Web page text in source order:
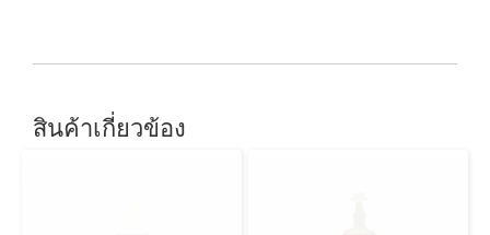
สินค้าเกี่ยวข้อง